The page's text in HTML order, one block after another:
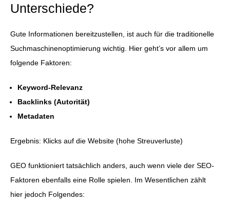
Unterschiede?
Gute Informationen bereitzustellen, ist auch für die traditionelle
Suchmaschinenoptimierung wichtig. Hier geht’s vor allem um
folgende Faktoren:
Keyword-Relevanz
Backlinks (Autorität)
Metadaten
Ergebnis: Klicks auf die Website (hohe Streuverluste)
GEO funktioniert tatsächlich anders, auch wenn viele der SEO-
Faktoren ebenfalls eine Rolle spielen. Im Wesentlichen zählt
hier jedoch Folgendes: